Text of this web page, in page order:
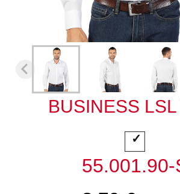
BUSINESS
55.001.90-